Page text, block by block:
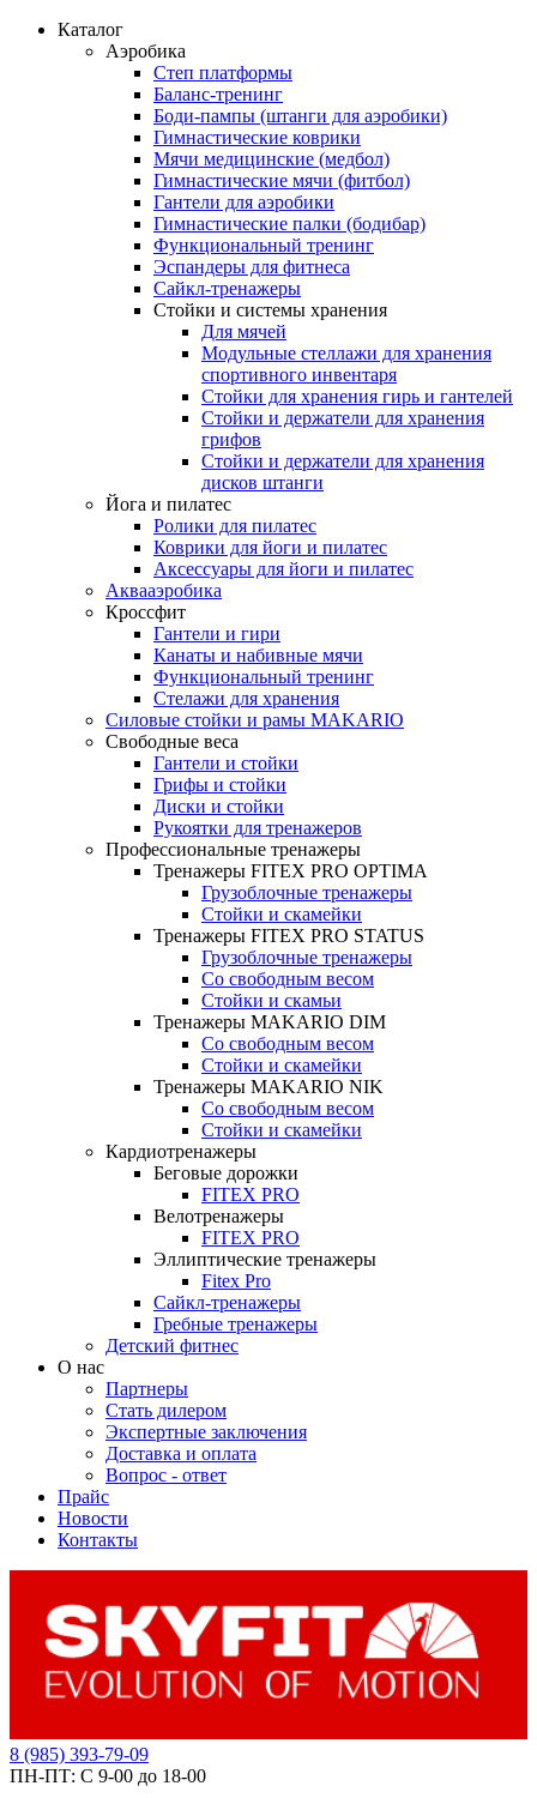
Каталог
Аэробика
Степ платформы
Баланс-тренинг
Боди-пампы (штанги для аэробики)
Гимнастические коврики
Мячи медицинские (медбол)
Гимнастические мячи (фитбол)
Гантели для аэробики
Гимнастические палки (бодибар)
Функциональный тренинг
Эспандеры для фитнеса
Сайкл-тренажеры
Стойки и системы хранения
Для мячей
Модульные стеллажи для хранения
спортивного инвентаря
Стойки для хранения гирь и гантелей
Стойки и держатели для хранения
грифов
Стойки и держатели для хранения
дисков штанги
Йога и пилатес
Ролики для пилатес
Коврики для йоги и пилатес
Аксессуары для йоги и пилатес
Аквааэробика
Кроссфит
Гантели и гири
Канаты и набивные мячи
Функциональный тренинг
Стелажи для хранения
Силовые стойки и рамы MAKARIO
Свободные веса
Гантели и стойки
Грифы и стойки
Диски и стойки
Рукоятки для тренажеров
Профессиональные тренажеры
Тренажеры FITEX PRO OPTIMA
Грузоблочные тренажеры
Стойки и скамейки
Тренажеры FITEX PRO STATUS
Грузоблочные тренажеры
Со свободным весом
Стойки и скамьи
Тренажеры MAKARIO DIM
Со свободным весом
Стойки и скамейки
Тренажеры MAKARIO NIK
Со свободным весом
Стойки и скамейки
Кардиотренажеры
Беговые дорожки
FITEX PRO
Велотренажеры
FITEX PRO
Эллиптические тренажеры
Fitex Pro
Сайкл-тренажеры
Гребные тренажеры
Детский фитнес
О нас
Партнеры
Стать дилером
Экспертные заключения
Доставка и оплата
Вопрос - ответ
Прайс
Новости
Контакты
8 (985) 393-79-09
ПН-ПТ: С 9-00 до 18-00